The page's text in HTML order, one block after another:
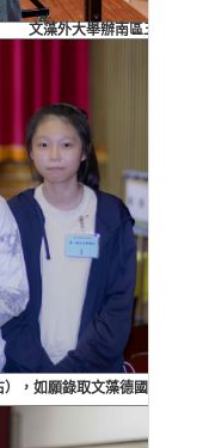
文藻外大舉辦南區五專聯
，如願錄取文藻德國語文科